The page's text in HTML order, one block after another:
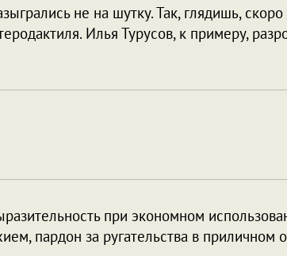
не на шутку. Так, глядишь,
Илья Турусов, к примеру,
при экономном
пардон за ругательства в приличном